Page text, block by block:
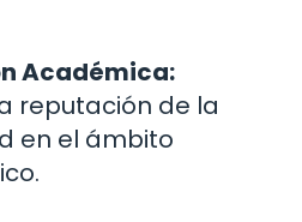
Académica:
reputación de la
en el ámbito